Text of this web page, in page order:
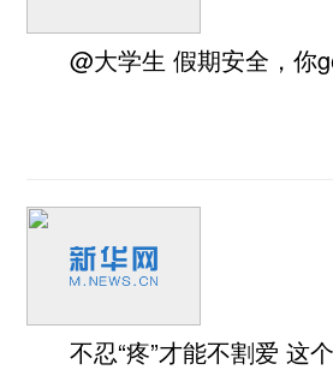
@大学生 假期安全，你
不忍“疼”才能不割爱 这